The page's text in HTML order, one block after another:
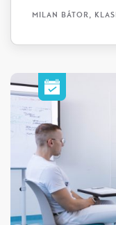
MILAN BÁTOR,